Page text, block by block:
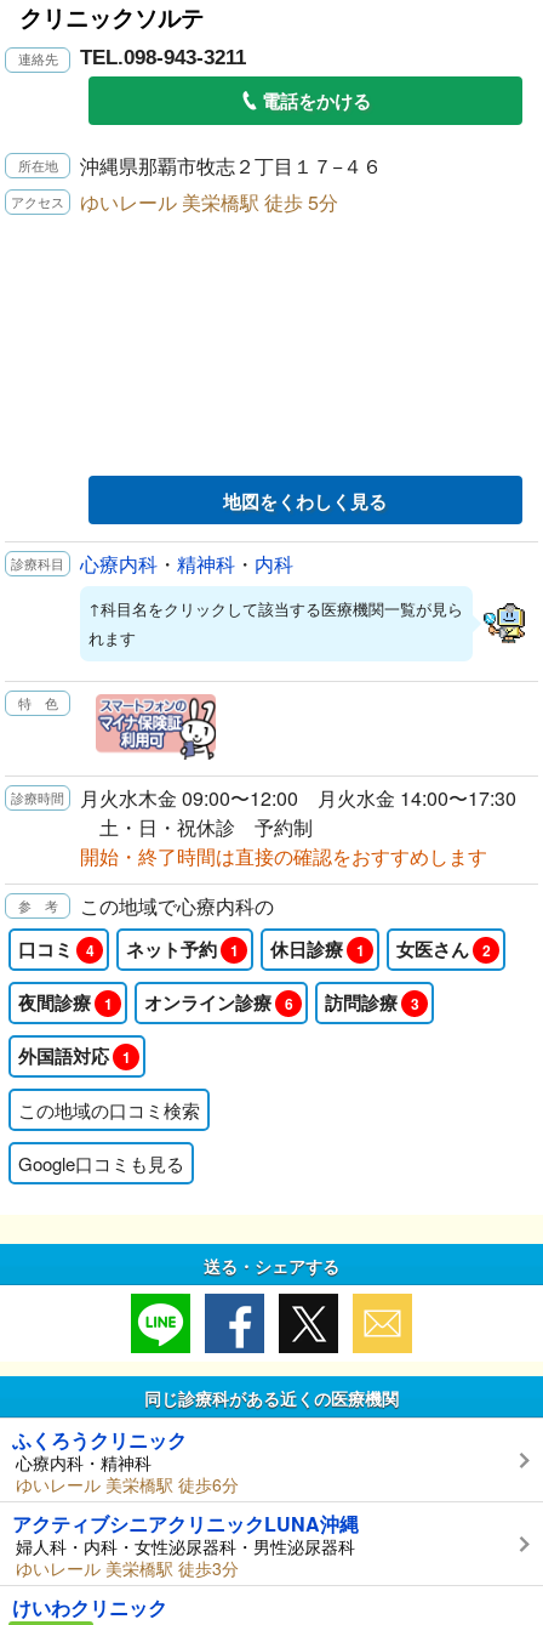
クリニックソルテ
TEL.098-943-3211
電話をかける
沖縄県那覇市牧志２丁目１７−４６
ゆいレール 美栄橋駅 徒歩 5分
地図をくわしく見る
心療内科 ・ 精神科 ・ 内科
↑科目名をクリックして該当する医療機関一覧が見ら
れます
月火水木金 09:00〜12:00 月火水金 14:00〜17:30
土・日・祝休診 予約制
開始・終了時間は直接の確認をおすすめします
この地域で心療内科の
口コミ 4 ネット予約 1 休日診療 1 女医さん 2
夜間診療 1 オンライン診療 6 訪問診療 3
外国語対応 1
この地域の口コミ検索
Google口コミも見る
送る・シェアする
同じ診療科がある近くの医療機関
ふくろうクリニック
心療内科・精神科
ゆいレール 美栄橋駅 徒歩6分
アクティブシニアクリニックLUNA沖縄
婦人科・内科・女性泌尿器科・男性泌尿器科
ゆいレール 美栄橋駅 徒歩3分
けいわクリニック